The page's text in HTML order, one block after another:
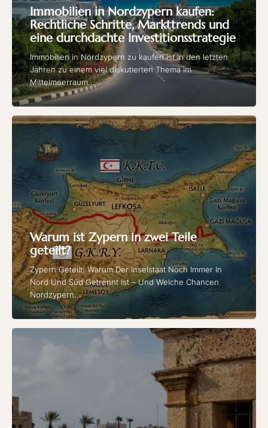
Immobilien in Nordzypern kaufen:
Rechtliche Schritte, Markttrends und
eine durchdachte Investitionsstrategie
Immobilien in Nordzypern zu kaufen ist in den letzten
Jahren zu einem viel diskutierten Thema im
Mittelmeerraum...
Warum ist Zypern in zwei Teile
geteilt?
Zypern Geteilt: Warum Der Inselstaat Noch Immer In
Nord Und Süd Getrennt Ist – Und Welche Chancen
Nordzypern...